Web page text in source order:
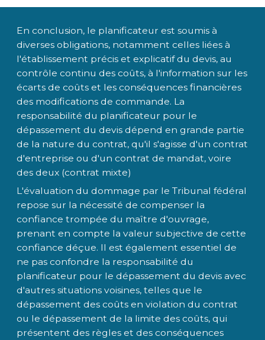
En conclusion, le planificateur est soumis à
diverses obligations, notamment celles liées à
l'établissement précis et explicatif du devis, au
contrôle continu des coûts, à l'information sur les
écarts de coûts et les conséquences financières
des modifications de commande. La
responsabilité du planificateur pour le
dépassement du devis dépend en grande partie
de la nature du contrat, qu'il s'agisse d'un contrat
d'entreprise ou d'un contrat de mandat, voire
des deux (contrat mixte)
L'évaluation du dommage par le Tribunal fédéral
repose sur la nécessité de compenser la
confiance trompée du maître d'ouvrage,
prenant en compte la valeur subjective de cette
confiance déçue. Il est également essentiel de
ne pas confondre la responsabilité du
planificateur pour le dépassement du devis avec
d'autres situations voisines, telles que le
dépassement des coûts en violation du contrat
ou le dépassement de la limite des coûts, qui
présentent des règles et des conséquences